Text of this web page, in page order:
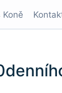
Koně